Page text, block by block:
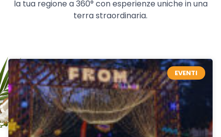
la tua regione a 360° con esperienze uniche in una
terra straordinaria.
EVENTI